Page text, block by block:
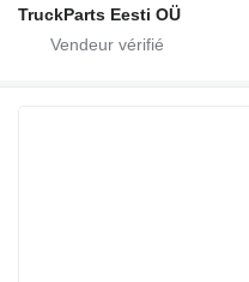
TruckParts Eesti OÜ